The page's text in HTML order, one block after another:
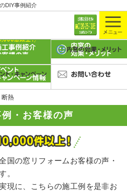
DIY事例紹介
・お客様の声
断熱
国の窓リフォームお客様の声・
。
現に、こちらの施工例を是非お